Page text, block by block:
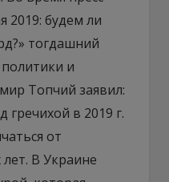
2019: будем ли
тогдашний
и
Топчий заявил:
в 2019 г.
от
В Украине